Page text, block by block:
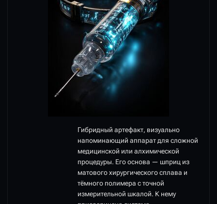
Гибридный артефакт, визуально
напоминающий аппарат для сложной
медицинской или алхимической
процедуры. Его основа — шприц из
матового хирургического сплава и
тёмного полимера с точной
измерительной шкалой. К нему